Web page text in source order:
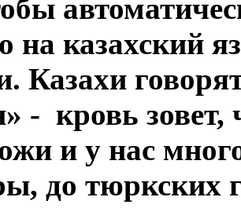
на казахский
Казахи
- кровь
и у нас
до тюркских